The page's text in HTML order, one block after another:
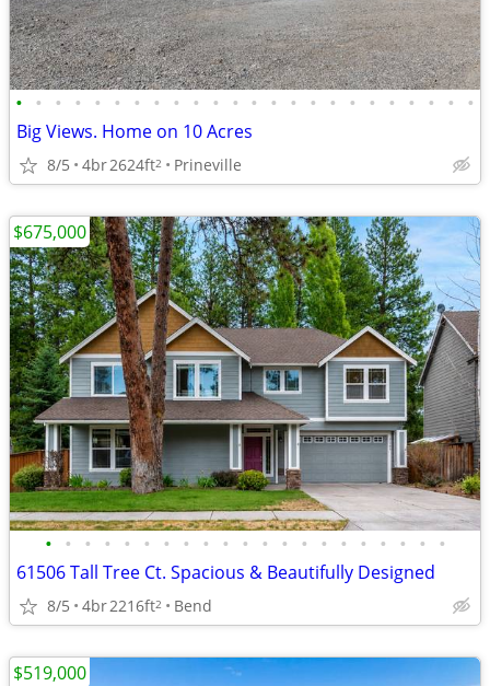
• • • • • • • • • • • • • • • • • • • • • • • •
Big Views. Home on 10 Acres
8/5 4br2624ft2 Prineville
• • • • • • • • • • • • • • • • • • • • •
61506 Tall Tree Ct. Spacious & Beautifully Designed
8/5 4br2216ft2 Bend
$675,000
$519,000